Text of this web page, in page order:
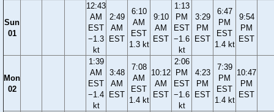
Sun
01
12:43
AM
EST
−1.3
kt
2:49
AM
EST
6:10
AM
EST
1.3 kt
9:10
AM
EST
1:13
PM
EST
−1.6
kt
3:29
PM
EST
6:47
PM
EST
1.4 kt
9:54
PM
EST
Mon
02
1:39
AM
EST
−1.4
kt
3:48
AM
EST
7:08
AM
EST
1.4 kt
10:12
AM
EST
2:06
PM
EST
−1.6
kt
4:23
PM
EST
7:39
PM
EST
1.4 kt
10:47
PM
EST